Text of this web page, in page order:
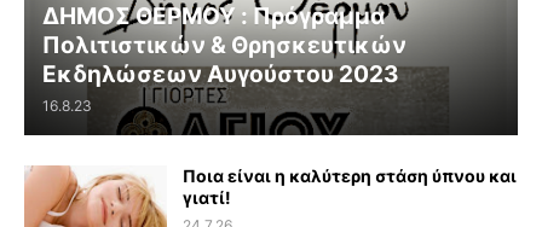
ΔΗΜΟΣ ΘΕΡΜΟΥ : Πρόγραμμα
Πολιτιστικών & Θρησκευτικών
Εκδηλώσεων Αυγούστου 2023
16.8.23
Ποια είναι η καλύτερη στάση ύπνου και
γιατί!